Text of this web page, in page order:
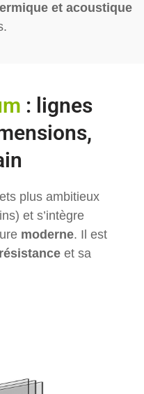
et acoustique
: lignes
plus ambitieux
et s’intègre
moderne. Il est
résistance et sa